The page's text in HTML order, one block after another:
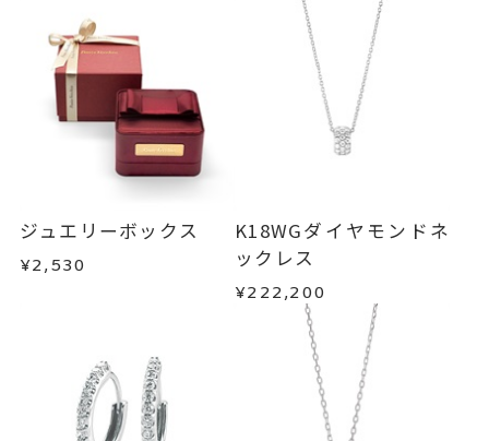
ジュエリーボックス
¥2,530
K18WGダイヤモンドネ
ックレス
¥222,200